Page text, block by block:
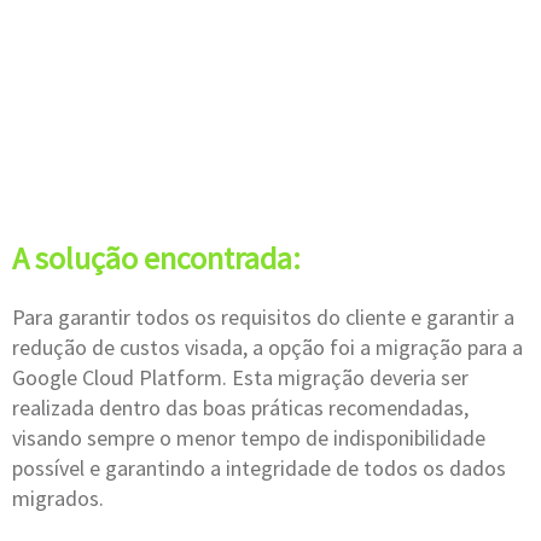
A solução encontrada:
Para garantir todos os requisitos do cliente e garantir a
redução de custos visada, a opção foi a migração para a
Google Cloud Platform. Esta migração deveria ser
realizada dentro das boas práticas recomendadas,
visando sempre o menor tempo de indisponibilidade
possível e garantindo a integridade de todos os dados
migrados.